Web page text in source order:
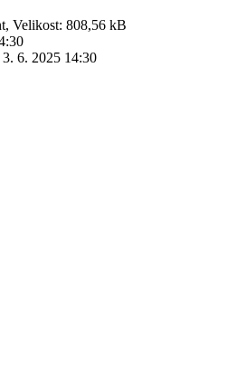
Velikost: 808,56 kB
3. 6. 2025 14:30